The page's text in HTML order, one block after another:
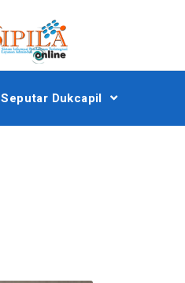
Seputar Dukcapil